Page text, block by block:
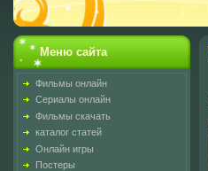
Меню сайта
Фильмы онлайн
Сериалы онлайн
Фильмы скачать
каталог статей
Онлайн игры
Постеры